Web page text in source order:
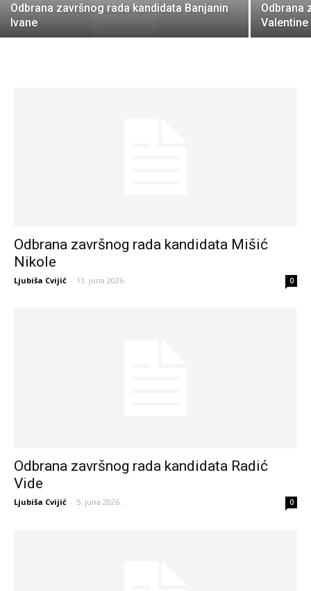
Odbrana završnog rada kandidata Banjanin
Ivane
Odbrana
Valentine
Odbrana završnog rada kandidata Mišić
Nikole
Ljubiša Cvijić - 11. juna 2026. 0
Odbrana završnog rada kandidata Radić
Vide
Ljubiša Cvijić - 5. juna 2026. 0